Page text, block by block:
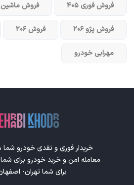
فروش فوری ۴۰۵ فروش ماشین
فروش پژو ۲۰۶ فروش ۲۰۶
مهرابی خودرو
خریدار فوری و نقدی خودرو شما
معامله امن و خرید خودرو برای
برای شما تهران-